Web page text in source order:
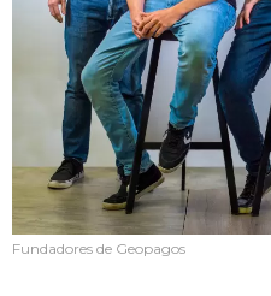
Fundadores de Geopagos